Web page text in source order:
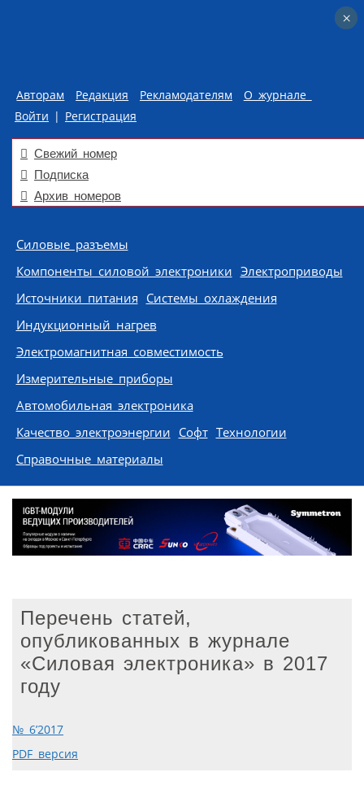
Авторам Редакция Рекламодателям
О журнале
Войти | Регистрация
Свежий номер
Подписка
Архив номеров
Skip to content
Силовые разъемы
Компоненты силовой электроники Электроприводы
Источники питания Системы охлаждения
Индукционный нагрев
Электромагнитная совместимость
Измерительные приборы
Автомобильная электроника
Качество электроэнергии Софт Технологии
Справочные материалы
Перечень статей,
опубликованных в журнале
«Силовая электроника» в 2017
году
№ 6’2017
PDF версия
×
×